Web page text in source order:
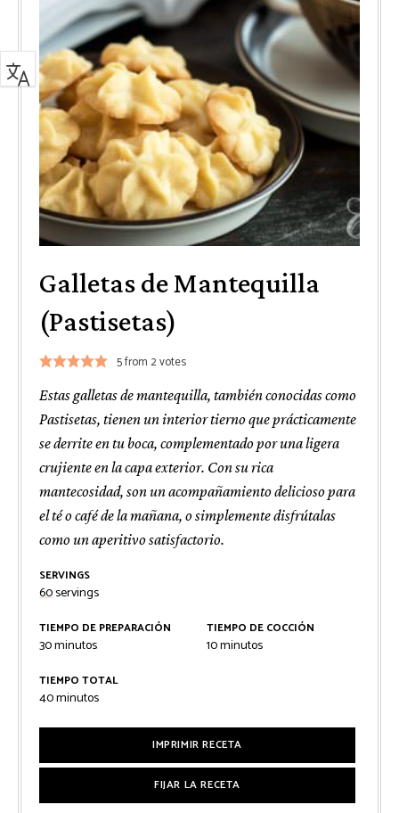
Galletas de Mantequilla
(Pastisetas)
5from 2votes
Estas galletas de mantequilla, también conocidas como
Pastisetas, tienen un interior tierno que prácticamente
se derrite en tu boca, complementado por una ligera
crujiente en la capa exterior. Con su rica
mantecosidad, son un acompañamiento delicioso para
el té o café de la mañana, o simplemente disfrútalas
como un aperitivo satisfactorio.
SERVINGS
60servings
TIEMPO DE PREPARACIÓN
30minutos
minutos
TIEMPO DE COCCIÓN
10minutos
minutos
TIEMPO TOTAL
40minutos
minutos
IMPRIMIR RECETA
FIJAR LA RECETA